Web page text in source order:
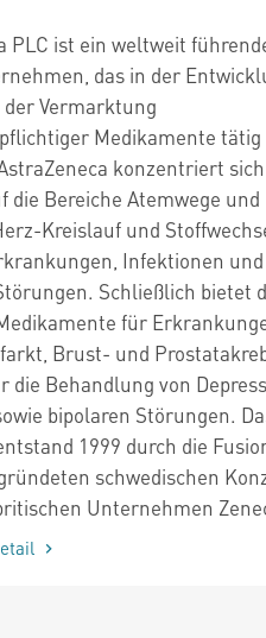
PLC ist ein weltweit
das in der
Vermarktung
Medikamente tätig
konzentriert sich
die Bereiche Atemwege und
Kreislauf und
Infektionen und
Schließlich bietet
für
Brust- und
die Behandlung von
bipolaren Störungen.
1999 durch die
schwedischen
Unternehmen